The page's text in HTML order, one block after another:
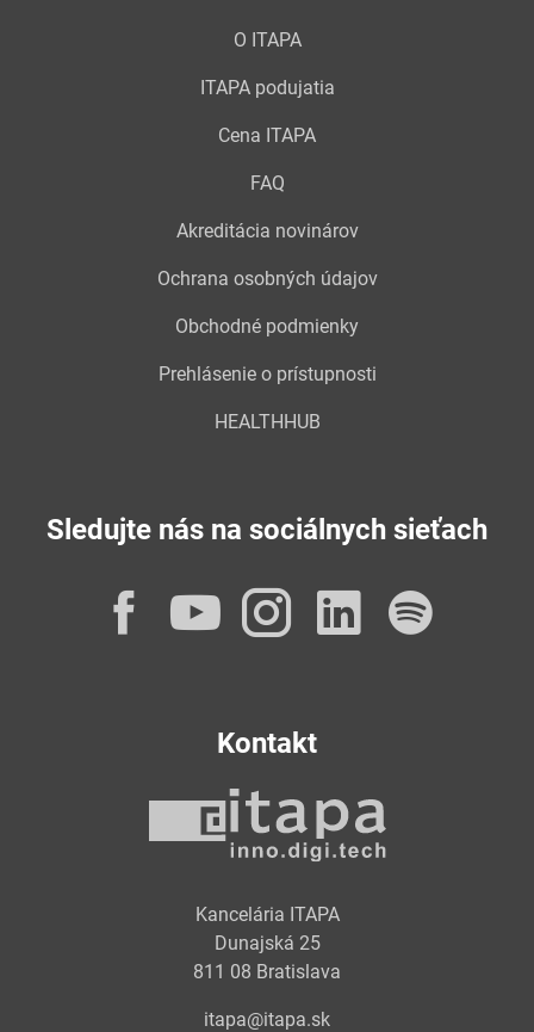
O ITAPA
ITAPA podujatia
Cena ITAPA
FAQ
Akreditácia novinárov
Ochrana osobných údajov
Obchodné podmienky
Prehlásenie o prístupnosti
HEALTHHUB
Sledujte nás na sociálnych sieťach
Facebook
YouTube
Instagram
Kontakt
Kancelária ITAPA
Dunajská 25
811 08 Bratislava
itapa@itapa.sk